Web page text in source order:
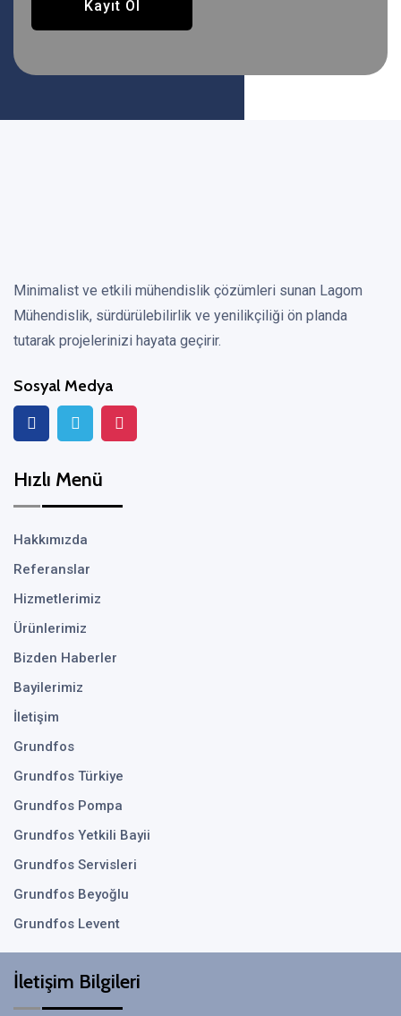
Kayıt Ol
Minimalist ve etkili mühendislik çözümleri sunan Lagom
Mühendislik, sürdürülebilirlik ve yenilikçiliği ön planda
tutarak projelerinizi hayata geçirir.
Sosyal Medya
Hızlı Menü
Hakkımızda
Referanslar
Hizmetlerimiz
Ürünlerimiz
Bizden Haberler
Bayilerimiz
İletişim
Grundfos
Grundfos Türkiye
Grundfos Pompa
Grundfos Yetkili Bayii
Grundfos Servisleri
Grundfos Beyoğlu
Grundfos Levent
İletişim Bilgileri